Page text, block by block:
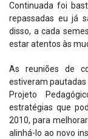
Continuada foi
repassadas eu já
disso, a cada
estar atentos às
As reuniões de
estiveram
Projeto
estratégias que
2010, para
alinhá-lo ao novo